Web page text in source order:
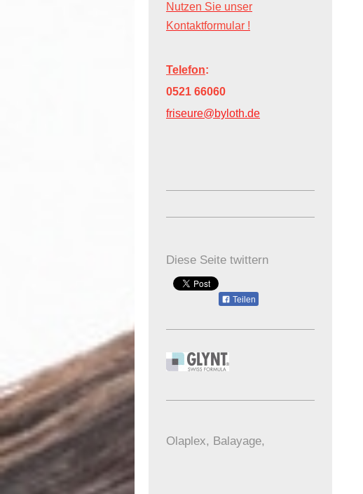
Nutzen Sie unser
Kontaktformular !
Telefon:
0521 66060
friseure@byloth.de
Diese Seite twittern
Teilen
Olaplex, Balayage,